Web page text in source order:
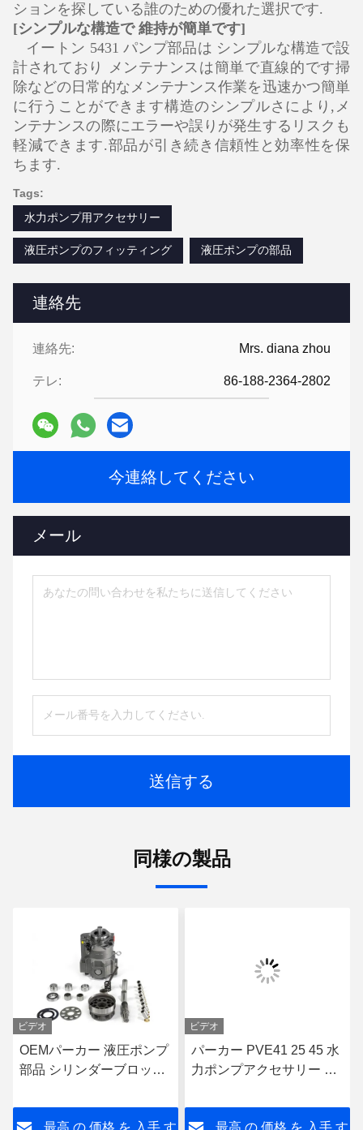
連絡先
連絡先: Mrs. diana zhou
テレ: 86-188-2364-2802
今連絡してください
メール
送信する
ションを探している誰のための優れた選択です.
[シンプルな構造で 維持が簡単です]
イートン 5431 パンプ部品は シンプルな構造で設
計されており メンテナンスは簡単で直線的です掃
除などの日常的なメンテナンス作業を迅速かつ簡単
に行うことができます構造のシンプルさにより,メ
ンテナンスの際にエラーや誤りが発生するリスクも
軽減できます.部品が引き続き信頼性と効率性を保
ちます.
Tags:
水力ポンプ用アクセサリー
液圧ポンプのフィッティング 液圧ポンプの部品
同様の製品
ビデオ
OEMパーカー 液圧ポンプ
部品 シリンダーブロック
38
ビデオ
パーカー PVE41 25 45 水
力ポンプアクセサリー 水